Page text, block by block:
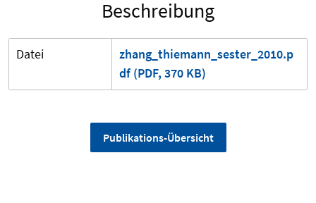
Beschreibung
Datei
zhang_thiemann_sester_2010.p
df (PDF, 370 KB)
Publikations-Übersicht